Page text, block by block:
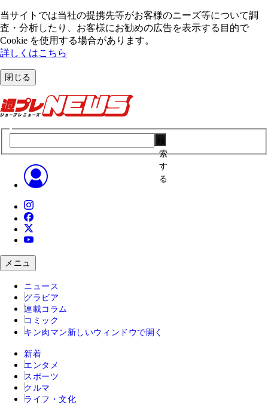
当サイトでは当社の提携先等がお客様のニーズ等について調
査・分析したり、お客様にお勧めの広告を表⽰する⽬的で
Cookie を使⽤する場合があります。
詳しくはこちら
閉じる
索
す
る
メニュ
ニュース
グラビア
連載コラム
コミック
キン肉マン 新しいウィンドウで開く
新着
エンタメ
スポーツ
クルマ
ライフ・文化